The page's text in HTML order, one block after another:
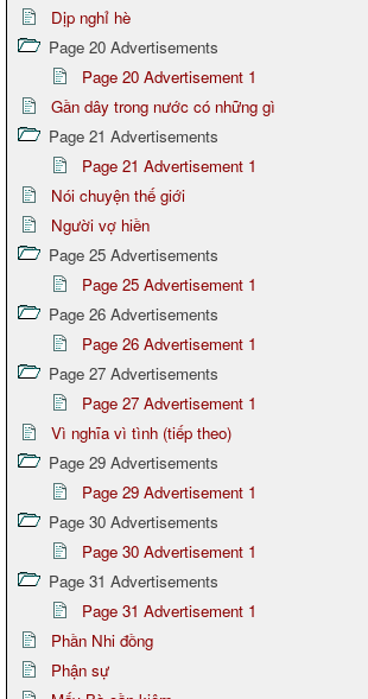
Dịp nghỉ hè
Page 20 Advertisements
Page 20 Advertisement 1
Gần dây trong nước có những gì
Page 21 Advertisements
Page 21 Advertisement 1
Nói chuyện thế giới
Người vợ hiền
Page 25 Advertisements
Page 25 Advertisement 1
Page 26 Advertisements
Page 26 Advertisement 1
Page 27 Advertisements
Page 27 Advertisement 1
Vì nghĩa vì tình (tiếp theo)
Page 29 Advertisements
Page 29 Advertisement 1
Page 30 Advertisements
Page 30 Advertisement 1
Page 31 Advertisements
Page 31 Advertisement 1
Phần Nhi đồng
Phận sự